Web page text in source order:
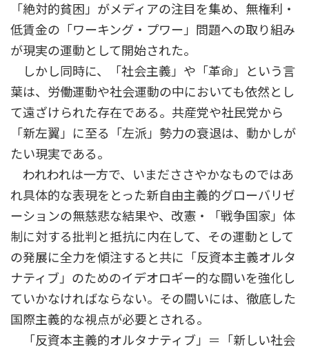
「絶対的貧困」がメディアの注目を集め、無権利・
低賃金の「ワーキング・プワー」問題への取り組み
が現実の運動として開始された。
しかし同時に、「社会主義」や「革命」という言
葉は、労働運動や社会運動の中においても依然とし
て遠ざけられた存在である。共産党や社民党から
「新左翼」に至る「左派」勢力の衰退は、動かしが
たい現実である。
われわれは一方で、いまだささやかなものではあ
れ具体的な表現をとった新自由主義的グローバリゼ
ーションの無慈悲な結果や、改憲・「戦争国家」体
制に対する批判と抵抗に内在して、その運動として
の発展に全力を傾注すると共に「反資本主義オルタ
ナティブ」のためのイデオロギー的な闘いを強化し
ていかなければならない。その闘いには、徹底した
国際主義的な視点が必要とされる。
「反資本主義的オルタナティブ」＝「新しい社会